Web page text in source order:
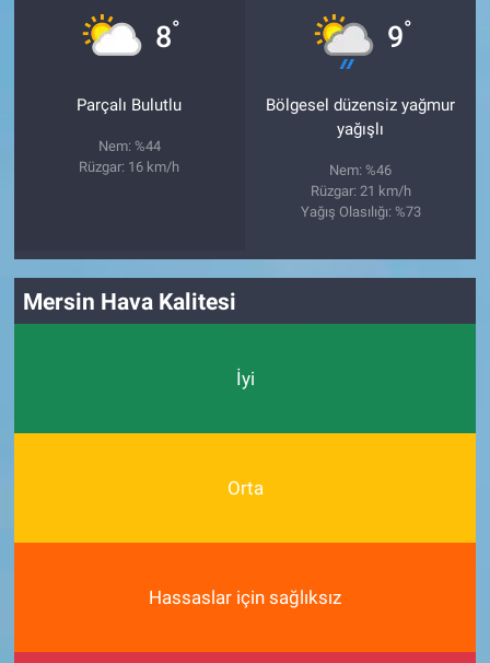
8°
Parçalı Bulutlu
Nem: %44
Rüzgar: 16 km/h
9°
Bölgesel düzensiz yağmur
yağışlı
Nem: %46
Rüzgar: 21 km/h
Yağış Olasılığı: %73
Mersin Hava Kalitesi
İyi
Orta
Hassaslar için sağlıksız